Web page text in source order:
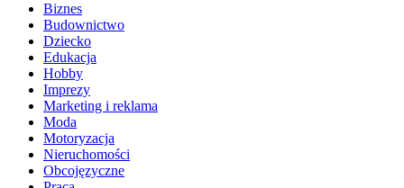
Biznes
Budownictwo
Dziecko
Edukacja
Hobby
Imprezy
Marketing i reklama
Moda
Motoryzacja
Nieruchomości
Obcojęzyczne